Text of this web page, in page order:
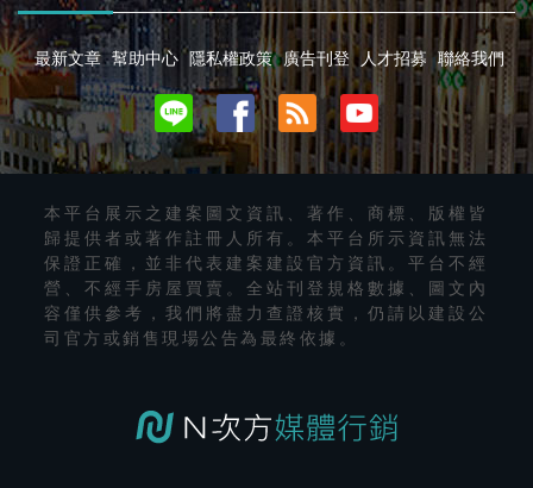
最新文章 幫助中心 隱私權政策 廣告刊登 人才招募 聯絡我們
本平台展示之建案圖文資訊、著作、商標、版權皆
歸提供者或著作註冊人所有。本平台所示資訊無法
保證正確，並非代表建案建設官方資訊。平台不經
營、不經手房屋買賣。全站刊登規格數據、圖文內
容僅供參考，我們將盡力查證核實，仍請以建設公
司官方或銷售現場公告為最終依據。